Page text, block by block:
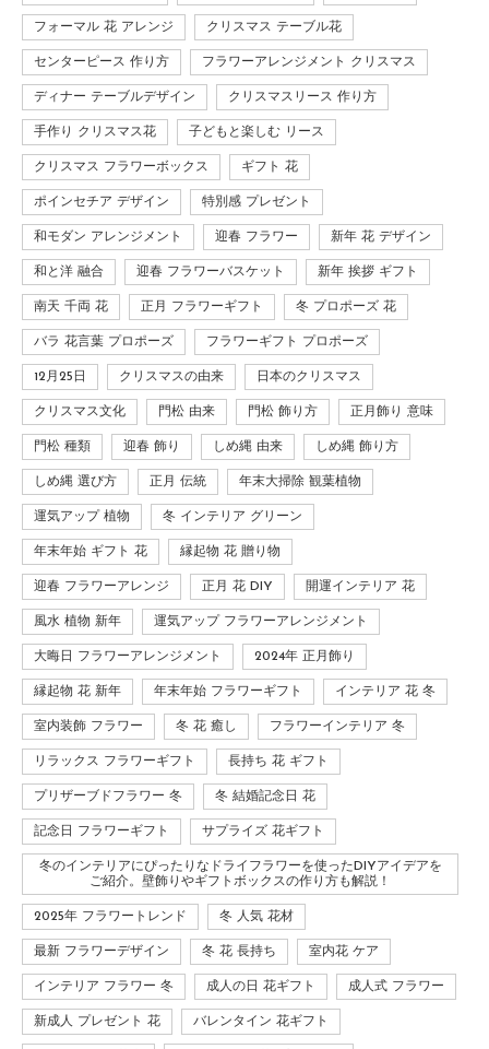
フォーマル 花 アレンジ クリスマス テーブル花
センターピース 作り方 フラワーアレンジメント クリスマス
ディナー テーブルデザイン クリスマスリース 作り方
手作り クリスマス花 子どもと楽しむ リース
クリスマス フラワーボックス ギフト 花
ポインセチア デザイン 特別感 プレゼント
和モダン アレンジメント 迎春 フラワー 新年 花 デザイン
和と洋 融合 迎春 フラワーバスケット 新年 挨拶 ギフト
南天 千両 花 正月 フラワーギフト 冬 プロポーズ 花
バラ 花言葉 プロポーズ フラワーギフト プロポーズ
12月25日 クリスマスの由来 日本のクリスマス
クリスマス文化 門松 由来 門松 飾り方 正月飾り 意味
門松 種類 迎春 飾り しめ縄 由来 しめ縄 飾り方
しめ縄 選び方 正月 伝統 年末大掃除 観葉植物
運気アップ 植物 冬 インテリア グリーン
年末年始 ギフト 花 縁起物 花 贈り物
迎春 フラワーアレンジ 正月 花 DIY 開運インテリア 花
風水 植物 新年 運気アップ フラワーアレンジメント
大晦日 フラワーアレンジメント 2024年 正月飾り
縁起物 花 新年 年末年始 フラワーギフト インテリア 花 冬
室内装飾 フラワー 冬 花 癒し フラワーインテリア 冬
リラックス フラワーギフト 長持ち 花 ギフト
プリザーブドフラワー 冬 冬 結婚記念日 花
記念日 フラワーギフト サプライズ 花ギフト
冬のインテリアにぴったりなドライフラワーを使ったDIYアイデアを
ご紹介。壁飾りやギフトボックスの作り方も解説！
2025年 フラワートレンド 冬 人気 花材
最新 フラワーデザイン 冬 花 長持ち 室内花 ケア
インテリア フラワー 冬 成人の日 花ギフト 成人式 フラワー
新成人 プレゼント 花 バレンタイン 花ギフト